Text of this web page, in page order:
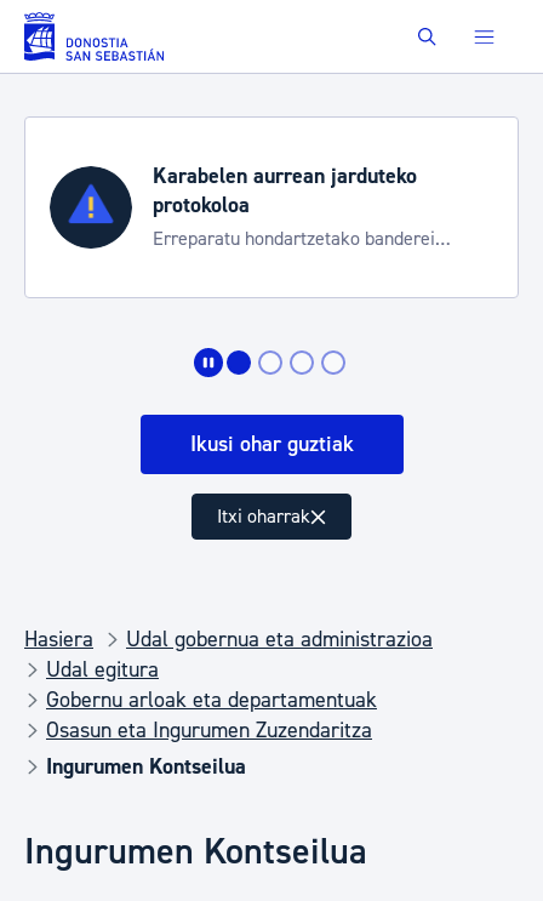
Eduki nagusira joan Buscar
Karabelen aurrean jarduteko
protokoloa
Erreparatu hondartzetako banderei
Ikusi ohar guztiak
Itxi oharrak
Hasiera
Udal gobernua eta administrazioa
Udal egitura
Gobernu arloak eta departamentuak
Osasun eta Ingurumen Zuzendaritza
Ingurumen Kontseilua
Ingurumen Kontseilua